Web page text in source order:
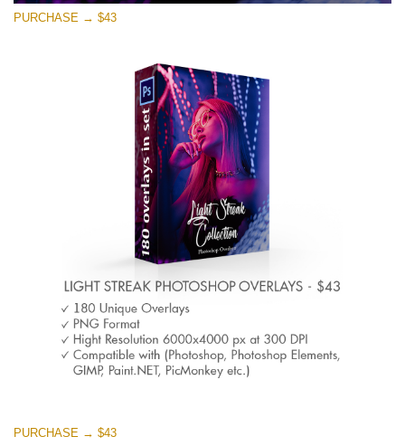
PURCHASE → $43
PURCHASE → $43